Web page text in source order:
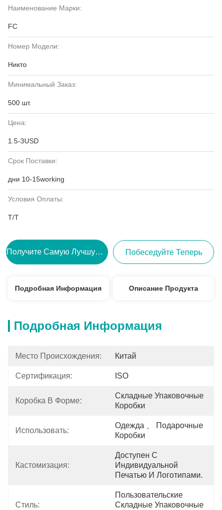
Наименование Марки:
FC
Номер Модели:
Никто
Минимальный Заказ:
500 шт.
Цена:
1.5-3USD
Срок Поставки:
дни 10-15working
Условия Оплаты:
Т/Т
Получите Самую Лучшую Цену Побеседуйте Теперь
Подробная Информация Описание Продукта
Подробная Информация
Место Происхождения: Китай
Сертификация: ISO
Коробка В Форме:
Складные Упаковочные
Коробки
Использовать:
Одежда 、 Подарочные
Коробки
Кастомизация:
Доступен С
Индивидуальной
Печатью И Логотипами.
Стиль:
Пользовательские
Складные Упаковочные